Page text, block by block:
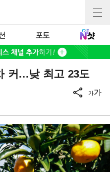
포토
커…낮 최고 23도
가가